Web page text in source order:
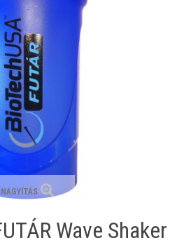
NAGYÍTÁS
Wave Shaker